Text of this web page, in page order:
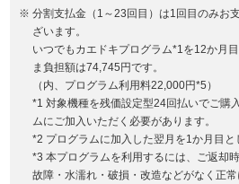
分割支払金（1～23回目）は1回目のみお
ざいます。
いつでもカエドキプログラム*1を12か月
ま負担額は74,745円です。
（内、プログラム利用料22,000円*5）
*1 対象機種を残価設定型24回払いでご購
ムにご加入いただく必要があります。
*2 プログラムに加入した翌月を1か月目と
*3 本プログラムを利用するには、ご返却
故障・水濡れ・破損・改造などがなく正